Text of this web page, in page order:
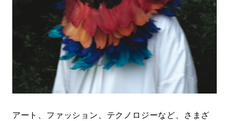
アート、ファッション、テクノロジーなど、さまざ